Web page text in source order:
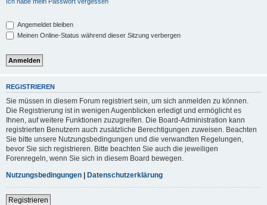
Angemeldet bleiben
Meinen Online-Status während dieser Sitzung verbergen
REGISTRIEREN
Sie müssen in diesem Forum registriert sein, um sich anmelden zu können.
Die Registrierung ist in wenigen Augenblicken erledigt und ermöglicht es
Ihnen, auf weitere Funktionen zuzugreifen. Die Board-Administration kann
registrierten Benutzern auch zusätzliche Berechtigungen zuweisen. Beachten
Sie bitte unsere Nutzungsbedingungen und die verwandten Regelungen,
bevor Sie sich registrieren. Bitte beachten Sie auch die jeweiligen
Forenregeln, wenn Sie sich in diesem Board bewegen.
Nutzungsbedingungen | Datenschutzerklärung
Registrieren